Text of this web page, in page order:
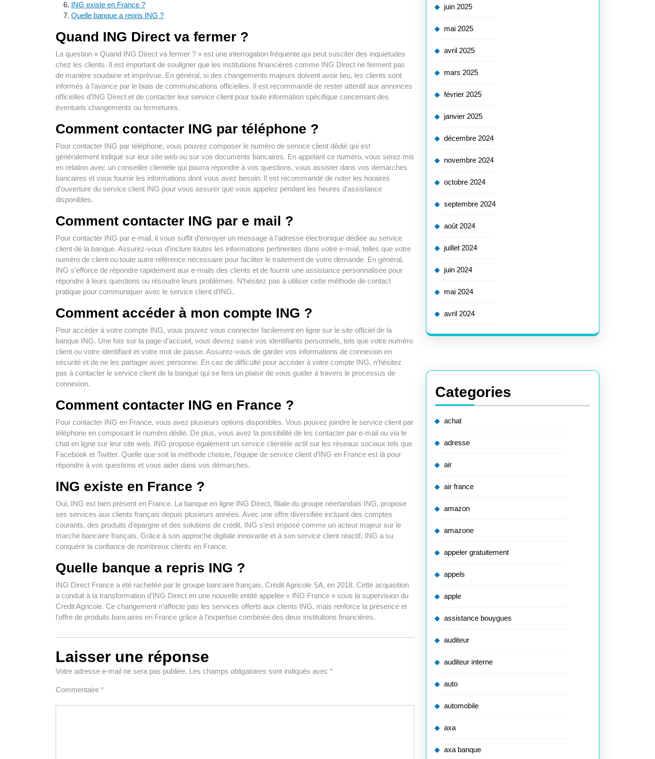
ING existe en France ?
Quelle banque a repris ING ?
Quand ING Direct va fermer ?
La question « Quand ING Direct va fermer ? » est une interrogation fréquente qui peut susciter des inquiétudes
chez les clients. Il est important de souligner que les institutions financières comme ING Direct ne ferment pas
de manière soudaine et imprévue. En général, si des changements majeurs doivent avoir lieu, les clients sont
informés à l’avance par le biais de communications officielles. Il est recommandé de rester attentif aux annonces
officielles d’ING Direct et de contacter leur service client pour toute information spécifique concernant des
éventuels changements ou fermetures.
Comment contacter ING par téléphone ?
Pour contacter ING par téléphone, vous pouvez composer le numéro de service client dédié qui est
généralement indiqué sur leur site web ou sur vos documents bancaires. En appelant ce numéro, vous serez mis
en relation avec un conseiller clientèle qui pourra répondre à vos questions, vous assister dans vos démarches
bancaires et vous fournir les informations dont vous avez besoin. Il est recommandé de noter les horaires
d’ouverture du service client ING pour vous assurer que vous appelez pendant les heures d’assistance
disponibles.
Comment contacter ING par e mail ?
Pour contacter ING par e-mail, il vous suffit d’envoyer un message à l’adresse électronique dédiée au service
client de la banque. Assurez-vous d’inclure toutes les informations pertinentes dans votre e-mail, telles que votre
numéro de client ou toute autre référence nécessaire pour faciliter le traitement de votre demande. En général,
ING s’efforce de répondre rapidement aux e-mails des clients et de fournir une assistance personnalisée pour
répondre à leurs questions ou résoudre leurs problèmes. N’hésitez pas à utiliser cette méthode de contact
pratique pour communiquer avec le service client d’ING.
Comment accéder à mon compte ING ?
Pour accéder à votre compte ING, vous pouvez vous connecter facilement en ligne sur le site officiel de la
banque ING. Une fois sur la page d’accueil, vous devrez saisir vos identifiants personnels, tels que votre numéro
client ou votre identifiant et votre mot de passe. Assurez-vous de garder vos informations de connexion en
sécurité et de ne les partager avec personne. En cas de difficulté pour accéder à votre compte ING, n’hésitez
pas à contacter le service client de la banque qui se fera un plaisir de vous guider à travers le processus de
connexion.
Comment contacter ING en France ?
Pour contacter ING en France, vous avez plusieurs options disponibles. Vous pouvez joindre le service client par
téléphone en composant le numéro dédié. De plus, vous avez la possibilité de les contacter par e-mail ou via le
chat en ligne sur leur site web. ING propose également un service clientèle actif sur les réseaux sociaux tels que
Facebook et Twitter. Quelle que soit la méthode choisie, l’équipe de service client d’ING en France est là pour
répondre à vos questions et vous aider dans vos démarches.
ING existe en France ?
Oui, ING est bien présent en France. La banque en ligne ING Direct, filiale du groupe néerlandais ING, propose
ses services aux clients français depuis plusieurs années. Avec une offre diversifiée incluant des comptes
courants, des produits d’épargne et des solutions de crédit, ING s’est imposé comme un acteur majeur sur le
marché bancaire français. Grâce à son approche digitale innovante et à son service client réactif, ING a su
conquérir la confiance de nombreux clients en France.
Quelle banque a repris ING ?
ING Direct France a été rachetée par le groupe bancaire français, Crédit Agricole SA, en 2018. Cette acquisition
a conduit à la transformation d’ING Direct en une nouvelle entité appelée « ING France » sous la supervision du
Crédit Agricole. Ce changement n’affecte pas les services offerts aux clients ING, mais renforce la présence et
l’offre de produits bancaires en France grâce à l’expertise combinée des deux institutions financières.
Laisser une réponse
Votre adresse e-mail ne sera pas publiée. Les champs obligatoires sont indiqués avec *
Commentaire *
juin 2025
mai 2025
avril 2025
mars 2025
février 2025
janvier 2025
décembre 2024
novembre 2024
octobre 2024
septembre 2024
août 2024
juillet 2024
juin 2024
mai 2024
avril 2024
Categories
achat
adresse
air
air france
amazon
amazone
appeler gratuitement
appels
apple
assistance bouygues
auditeur
auditeur interne
auto
automobile
axa
axa banque